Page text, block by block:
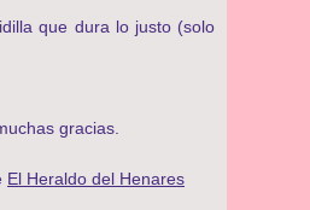
que dura lo justo (solo
gracias.
El Heraldo del Henares